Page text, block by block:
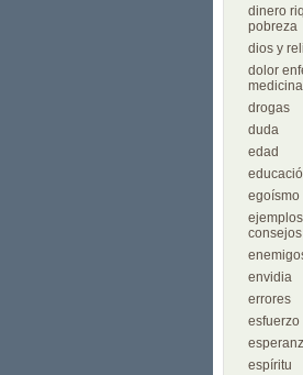
dinero
pobreza
dios y
dolor
medicina
drogas
duda
edad
egoísmo
consejos
envidia
errores
esfuerzo
espíritu